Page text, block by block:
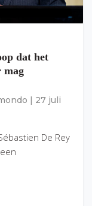
dat het
mag
27 juli
De Rey